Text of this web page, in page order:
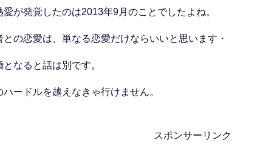
愛が発覚したのは2013年9月のことでしたよね。
との恋愛は、単なる恋愛だけならいいと思います・
となると話は別です。
ハードルを越えなきゃ行けません。
スポンサーリンク